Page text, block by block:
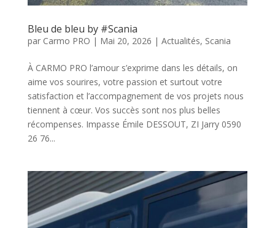
Bleu de bleu by #Scania
par Carmo PRO | Mai 20, 2026 | Actualités, Scania
À CARMO PRO l’amour s’exprime dans les détails, on
aime vos sourires, votre passion et surtout votre
satisfaction et l’accompagnement de vos projets nous
tiennent à cœur. Vos succès sont nos plus belles
récompenses. Impasse Émile DESSOUT, ZI Jarry 0590
26 76...